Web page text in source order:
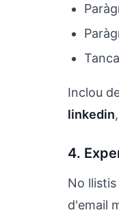
Inclou
linkedin
4.
No
d'email